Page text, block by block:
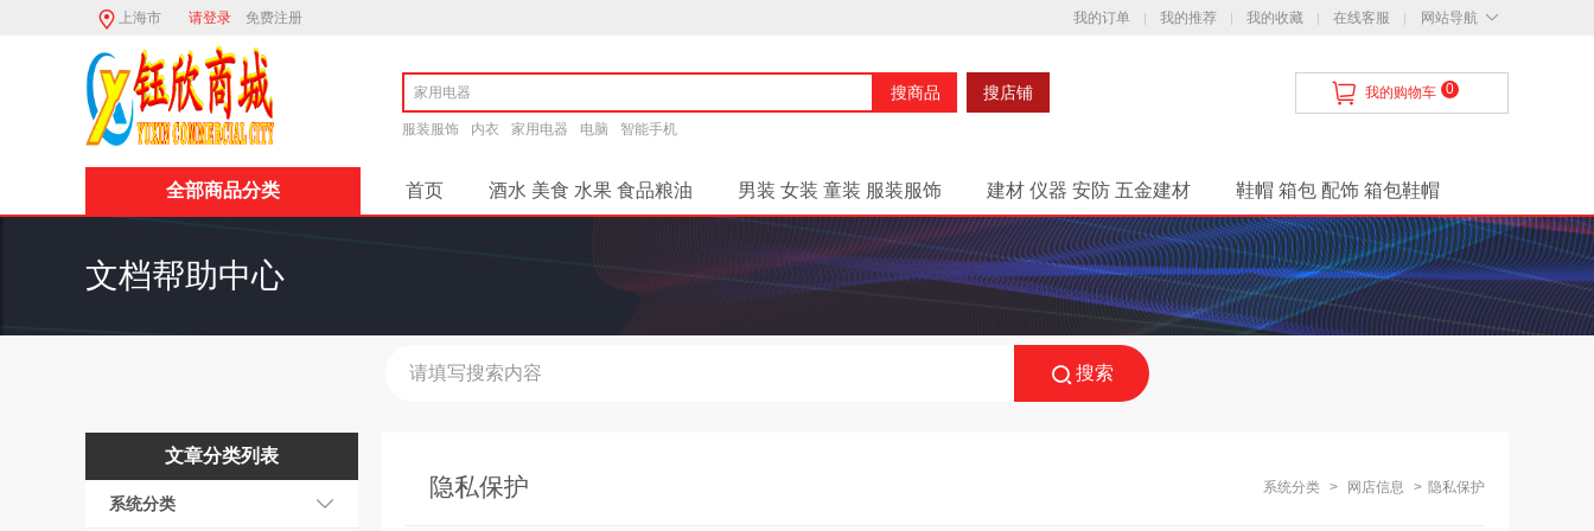
上海市 请登录 免费注册 我的订单 我的推荐 我的收藏 在线客服 网站导航
搜商品 搜店铺
服装服饰 内衣 家用电器 电脑 智能手机
我的购物车 0
全部商品分类 首页 酒水 美食 水果 食品粮油 男装 女装 童装 服装服饰 建材 仪器 安防 五金建材 鞋帽 箱包 配饰 箱包鞋帽
分销商品 店铺街 网店信息 网店帮助分类 系统分类 商城公告
站内快讯 商家入驻说明 App 发票问题 公告 促销 商家入驻资质标准
商家必读 商城公告. 服务保证 商城简介 会员中心 商家资质 备案
文档帮助中心
搜索
文章分类列表
系统分类
隐私保护 系统分类 > 网店信息 > 隐私保护